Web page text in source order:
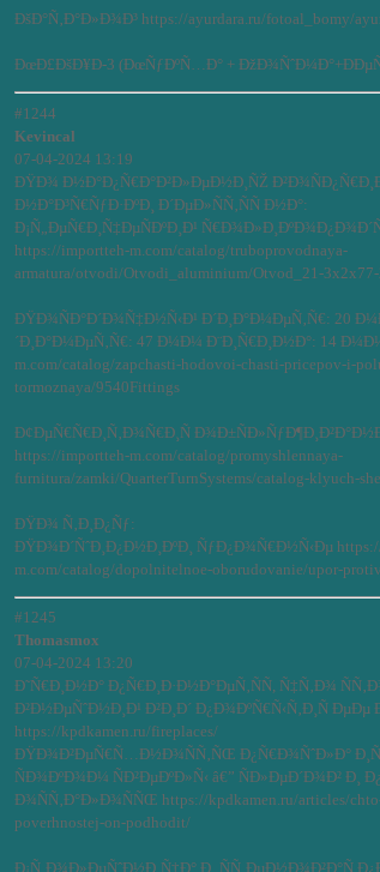
ÐšÐ°Ñ‚Ð°Ð»Ð¾Ð³ https://ayurdara.ru/fotoal_bomy/
ÐœÐ£ÐšÐ¥Ð-3 (ÐœÑƒÐºÑ…Ð° +
#1244
Kevincal
07-04-2024 13:19
ÐŸÐ¾ Ð½Ð°Ð¿Ñ€Ð°Ð²Ð»ÐµÐ½Ð¸ÑŽ
Ð½Ð°Ð³Ñ€ÑƒÐ·ÐºÐ¸ Ð´ÐµÐ»ÑÑ‚ÑÑ Ð½Ð°:
Ð¡Ñ„ÐµÑ€Ð¸Ñ‡ÐµÑÐºÐ¸Ð¹
https://importteh-m.com/catalog/truboprovodnaya-
armatura/otvodi/Otvodi_aluminium/Otvod_21-
ÐŸÐ¾ÑÐ°Ð´Ð¾Ñ‡Ð½Ñ‹Ð¹ Ð´Ð¸Ð°Ð¼ÐµÑ‚Ñ€: 20
´Ð¸Ð°Ð¼ÐµÑ‚Ñ€: 47 Ð¼Ð¼ Ð¨Ð¸Ñ€Ð¸Ð½Ð°: 14
m.com/catalog/zapchasti-hodovoi-chasti-pricepov-i-
tormoznaya/9540Fittings
Ð¢ÐµÑ€Ñ€Ð¸Ñ‚Ð¾Ñ€Ð¸Ñ
https://importteh-m.com/catalog/promyshlennaya-
furnitura/zamki/QuarterTurnSystems/catalog-klyuch-
ÐŸÐ¾ Ñ‚Ð¸Ð¿Ñƒ:
ÐŸÐ¾Ð´ÑˆÐ¸Ð¿Ð½Ð¸ÐºÐ¸ ÑƒÐ¿Ð¾Ñ€Ð½Ñ‹Ðµ
m.com/catalog/dopolnitelnoe-oborudovanie/upor-
#1245
Thomasmox
07-04-2024 13:20
Ð˜Ñ€Ð¸Ð½Ð° Ð¿Ñ€Ð¸Ð·Ð½Ð°ÐµÑ‚ÑÑ, Ñ‡Ñ‚Ð¾
Ð²Ð½ÐµÑˆÐ½Ð¸Ð¹ Ð²Ð¸Ð´ Ð¿Ð¾ÐºÑ€Ñ‹Ñ‚Ð¸Ñ
https://kpdkamen.ru/fireplaces/
ÐŸÐ¾Ð²ÐµÑ€Ñ…Ð½Ð¾ÑÑ‚ÑŒ Ð¿Ñ€Ð¾ÑˆÐ»Ð°
ÑÐ¾ÐºÐ¾Ð¼ ÑÐ²ÐµÐºÐ»Ñ‹ â€” ÑÐ»ÐµÐ´Ð¾Ð² Ð¸
Ð¾ÑÑ‚Ð°Ð»Ð¾ÑÑŒ https://kpdkamen.ru/articles/
poverhnostej-on-podhodit/
Ð¡Ñ‚Ð¾Ð»ÐµÑˆÐ½Ð¸Ñ†Ð° Ð¸ ÑÑ‚ÐµÐ½Ð¾Ð²Ð°Ñ